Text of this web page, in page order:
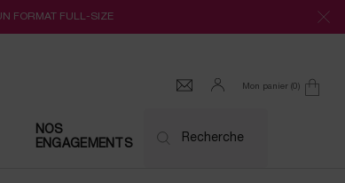
FORMAT FULL-SIZE
Mon panier 0
0 produit
NOS
ENGAGEMENTS
Recherche